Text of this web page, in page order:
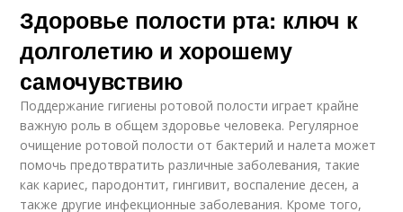
Здоровье полости рта: ключ к
долголетию и хорошему
самочувствию
Поддержание гигиены ротовой полости играет крайне
важную роль в общем здоровье человека. Регулярное
очищение ротовой полости от бактерий и налета может
помочь предотвратить различные заболевания, такие
как кариес, пародонтит, гингивит, воспаление десен, а
также другие инфекционные заболевания. Кроме того,